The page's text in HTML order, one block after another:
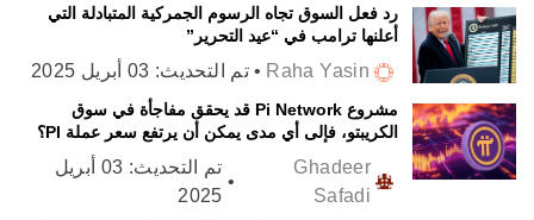
رد فعل السوق تجاه الرسوم الجمركية المتبادلة التي
أعلنها ترامب في “عيد التحرير”
Raha Yasin
• تم التحديث: 03 أبريل 2025
مشروع Pi Network قد يحقق مفاجأة في سوق
الكريبتو، فإلى أي مدى يمكن أن يرتفع سعر عملة PI؟
Ghadeer
Safadi
•
تم التحديث:
03 أبريل
2025